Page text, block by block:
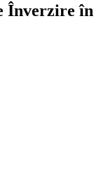
Înverzire în